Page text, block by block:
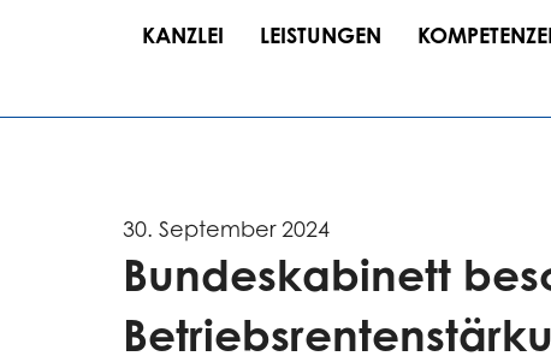
KANZLEI LEISTUNGEN
30. September 2024
Bundeskabinett